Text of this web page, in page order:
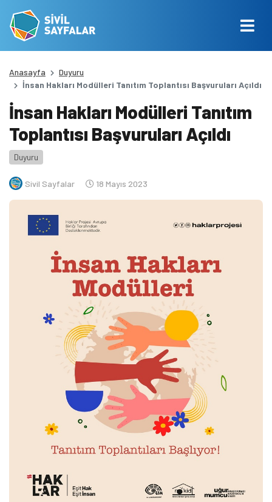
Anasayfa
Duyuru
İnsan Hakları Modülleri Tanıtım Toplantısı Başvuruları Açıldı
İnsan Hakları Modülleri Tanıtım
Toplantısı Başvuruları Açıldı
Duyuru
Sivil Sayfalar 18 Mayıs 2023